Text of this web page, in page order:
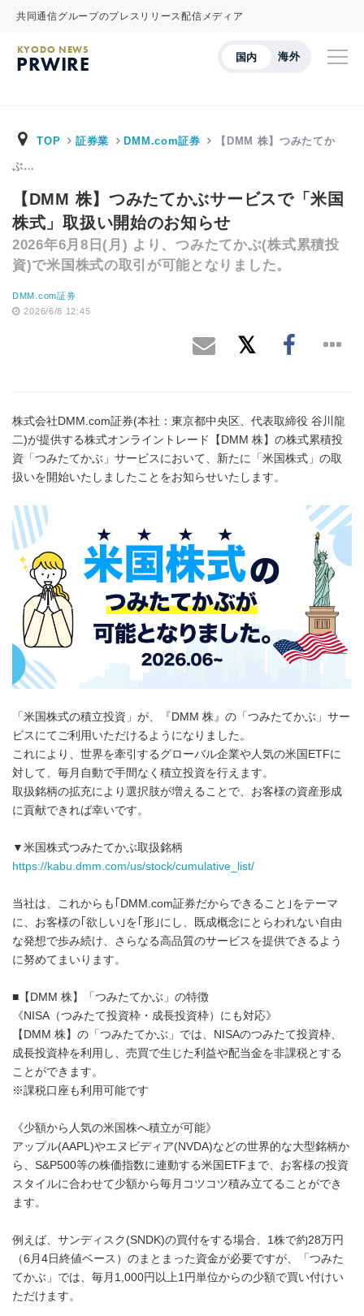
共同通信グループのプレスリリース配信メディア
国内 海外
KYODO NEWS
PRWIRE
TOP 証券業 DMM.com証券 【DMM 株】つみたてか
ぶ…
【DMM 株】つみたてかぶサービスで「米国
株式」取扱い開始のお知らせ
2026年6月8日(月) より、つみたてかぶ(株式累積投
資)で米国株式の取引が可能となりました。
DMM.com証券
2026/6/8 12:45
株式会社DMM.com証券(本社：東京都中央区、代表取締役 谷川龍
二)が提供する株式オンライントレード【DMM 株】の株式累積投
資「つみたてかぶ」サービスにおいて、新たに「米国株式」の取
扱いを開始いたしましたことをお知らせいたします。
「米国株式の積立投資」が、『DMM 株』の「つみたてかぶ」サー
ビスにてご利用いただけるようになりました。
これにより、世界を牽引するグローバル企業や人気の米国ETFに
対して、毎月自動で手間なく積立投資を行えます。
取扱銘柄の拡充により選択肢が増えることで、お客様の資産形成
に貢献できれば幸いです。
▼米国株式つみたてかぶ取扱銘柄
https://kabu.dmm.com/us/stock/cumulative_list/
当社は、これからも｢DMM.com証券だからできること｣をテーマ
に、お客様の｢欲しい｣を｢形｣にし、既成概念にとらわれない自由
な発想で歩み続け、さらなる高品質のサービスを提供できるよう
に努めてまいります。
■【DMM 株】「つみたてかぶ」の特徴
《NISA（つみたて投資枠・成長投資枠）にも対応》
【DMM 株】の「つみたてかぶ」では、NISAのつみたて投資枠、
成長投資枠を利用し、売買で生じた利益や配当金を非課税とする
ことができます。
※課税口座も利用可能です
《少額から人気の米国株へ積立が可能》
アップル(AAPL)やエヌビディア(NVDA)などの世界的な大型銘柄か
ら、S&P500等の株価指数に連動する米国ETFまで、お客様の投資
スタイルに合わせて少額から毎月コツコツ積み立てることができ
ます。
例えば、サンディスク(SNDK)の買付をする場合、1株で約28万円
（6月4日終値ベース）のまとまった資金が必要ですが、「つみた
てかぶ」では、毎月1,000円以上1円単位からの少額で買い付けい
ただけます。